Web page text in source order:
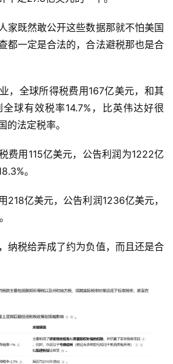
家既然敢公开这些数据那就不怕美国
都一定是合法的，合法避税那也是合
，全球所得税费用167亿美元，和其
球有效税率14.7%，比英伟达好很
的法定税率。
费用115亿美元，公告利润为1222亿
。
218亿美元，公告利润1236亿美元，
纳税给弄成了约为负值，而且还是合